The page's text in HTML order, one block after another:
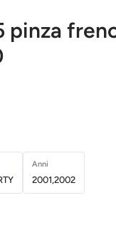
pinza
Anni
2001,2002